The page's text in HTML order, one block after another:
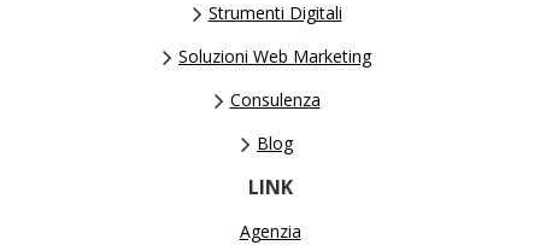
Strumenti Digitali
Soluzioni Web Marketing
Consulenza
Blog
LINK
Agenzia